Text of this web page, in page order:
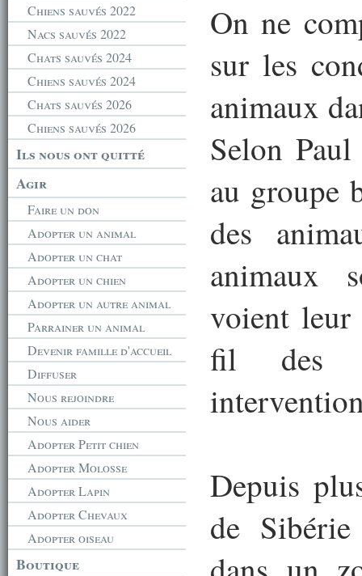
Chiens sauvés 2022
Nacs sauvés 2022
Chats sauvés 2024
Chiens sauvés 2024
Chats sauvés 2026
Chiens sauvés 2026
Ils nous ont quitté
Agir
Faire un don
Adopter un animal
Adopter un chat
Adopter un chien
Adopter un autre animal
Parrainer un animal
Devenir famille d'accueil
Diffuser
Nous rejoindre
Nous aider
Adopter Petit chien
Adopter Molosse
Adopter Lapin
Adopter Chevaux
Adopter oiseau
Boutique
On ne
sur les
animaux
Selon
au groupe
des
animaux
voient leur
fil des
Depuis
de